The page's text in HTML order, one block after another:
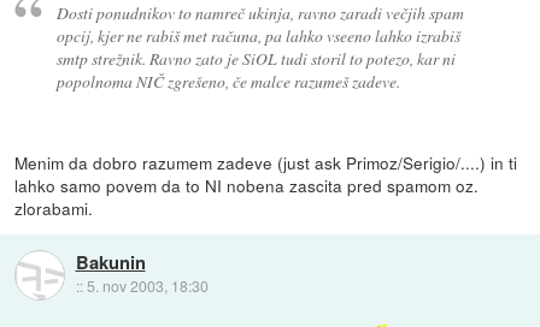
Dosti ponudnikov to namreč ukinja, ravno zaradi večjih spam
opcij, kjer ne rabiš met računa, pa lahko vseeno lahko izrabiš
smtp strežnik. Ravno zato je SiOL tudi storil to potezo, kar ni
popolnoma NIČ zgrešeno, če malce razumeš zadeve.
Menim da dobro razumem zadeve (just ask Primoz/Serigio/....) in ti
lahko samo povem da to NI nobena zascita pred spamom oz.
zlorabami.
Bakunin
:: 5. nov 2003, 18:30